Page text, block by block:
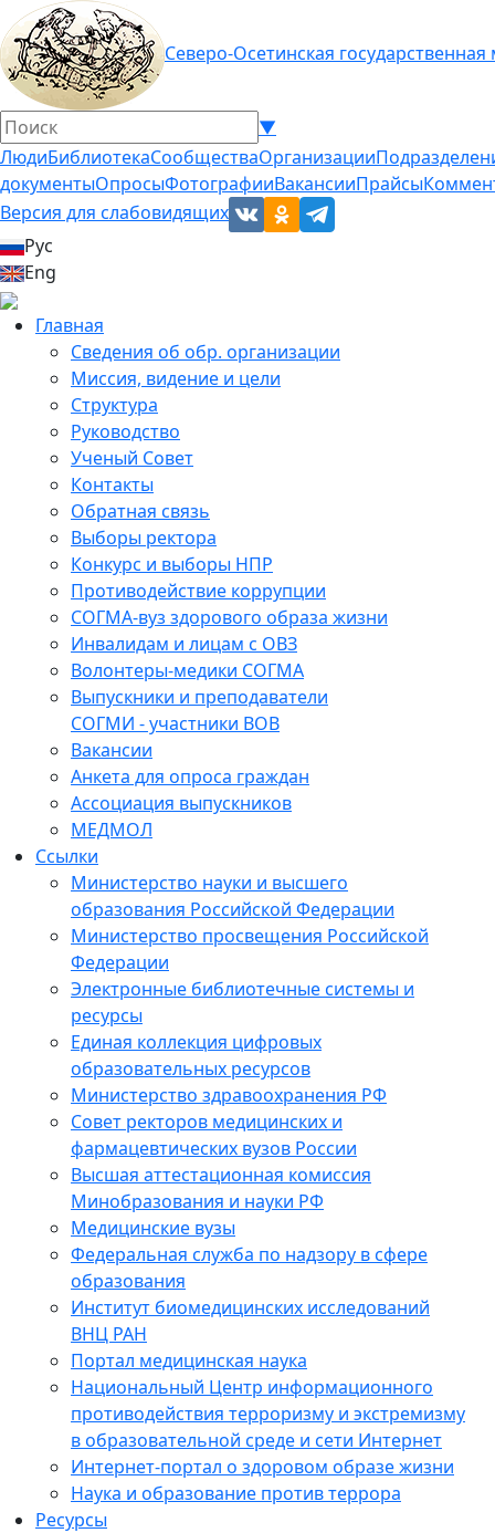
Северо-Осетинская
▼
ЛюдиБиблиотекаСообществаОрганизации
документыОпросыФотографииВакансииПрайсы
Версия для слабовидящих
Рус
Eng
Главная
Сведения об обр. организации
Миссия, видение и цели
Структура
Руководство
Ученый Совет
Контакты
Обратная связь
Выборы ректора
Конкурс и выборы НПР
Противодействие коррупции
СОГМА-вуз здорового образа жизни
Инвалидам и лицам с ОВЗ
Волонтеры-медики СОГМА
Выпускники и преподаватели
СОГМИ - участники ВОВ
Вакансии
Анкета для опроса граждан
Ассоциация выпускников
МЕДМОЛ
Ссылки
Министерство науки и высшего
образования Российской Федерации
Министерство просвещения Российской
Федерации
Электронные библиотечные системы и
ресурсы
Единая коллекция цифровых
образовательных ресурсов
Министерство здравоохранения РФ
Совет ректоров медицинских и
фармацевтических вузов России
Высшая аттестационная комиссия
Минобразования и науки РФ
Медицинские вузы
Федеральная служба по надзору в сфере
образования
Институт биомедицинских исследований
ВНЦ РАН
Портал медицинская наука
Национальный Центр информационного
противодействия терроризму и экстремизму
в образовательной среде и сети Интернет
Интернет-портал о здоровом образе жизни
Наука и образование против террора
Ресурсы